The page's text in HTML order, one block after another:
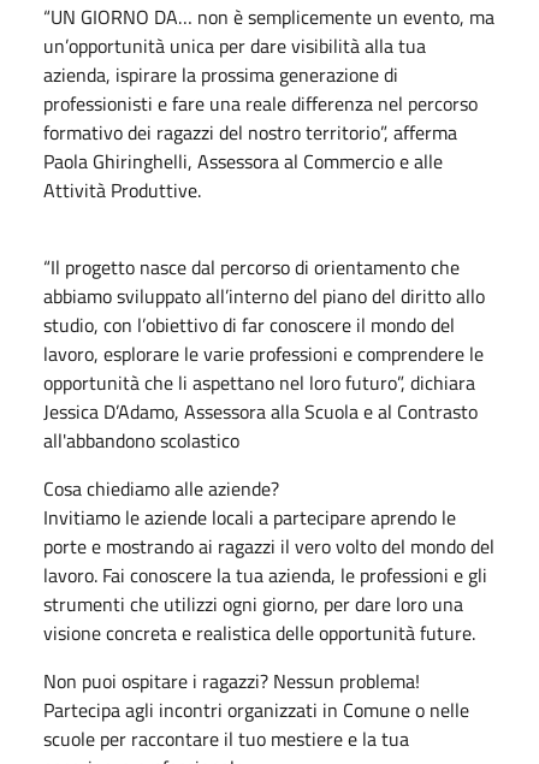
“UN GIORNO DA… non è semplicemente un evento, ma
un’opportunità unica per dare visibilità alla tua
azienda, ispirare la prossima generazione di
professionisti e fare una reale differenza nel percorso
formativo dei ragazzi del nostro territorio”, afferma
Paola Ghiringhelli, Assessora al Commercio e alle
Attività Produttive.
“Il progetto nasce dal percorso di orientamento che
abbiamo sviluppato all’interno del piano del diritto allo
studio, con l’obiettivo di far conoscere il mondo del
lavoro, esplorare le varie professioni e comprendere le
opportunità che li aspettano nel loro futuro”, dichiara
Jessica D’Adamo, Assessora alla Scuola e al Contrasto
all'abbandono scolastico
Cosa chiediamo alle aziende?
Invitiamo le aziende locali a partecipare aprendo le
porte e mostrando ai ragazzi il vero volto del mondo del
lavoro. Fai conoscere la tua azienda, le professioni e gli
strumenti che utilizzi ogni giorno, per dare loro una
visione concreta e realistica delle opportunità future.
Non puoi ospitare i ragazzi? Nessun problema!
Partecipa agli incontri organizzati in Comune o nelle
scuole per raccontare il tuo mestiere e la tua